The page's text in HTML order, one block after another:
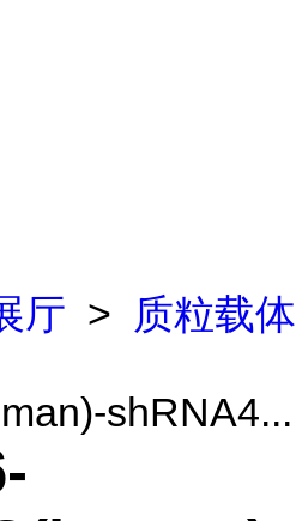
厅 >
质粒载体
shRNA4...